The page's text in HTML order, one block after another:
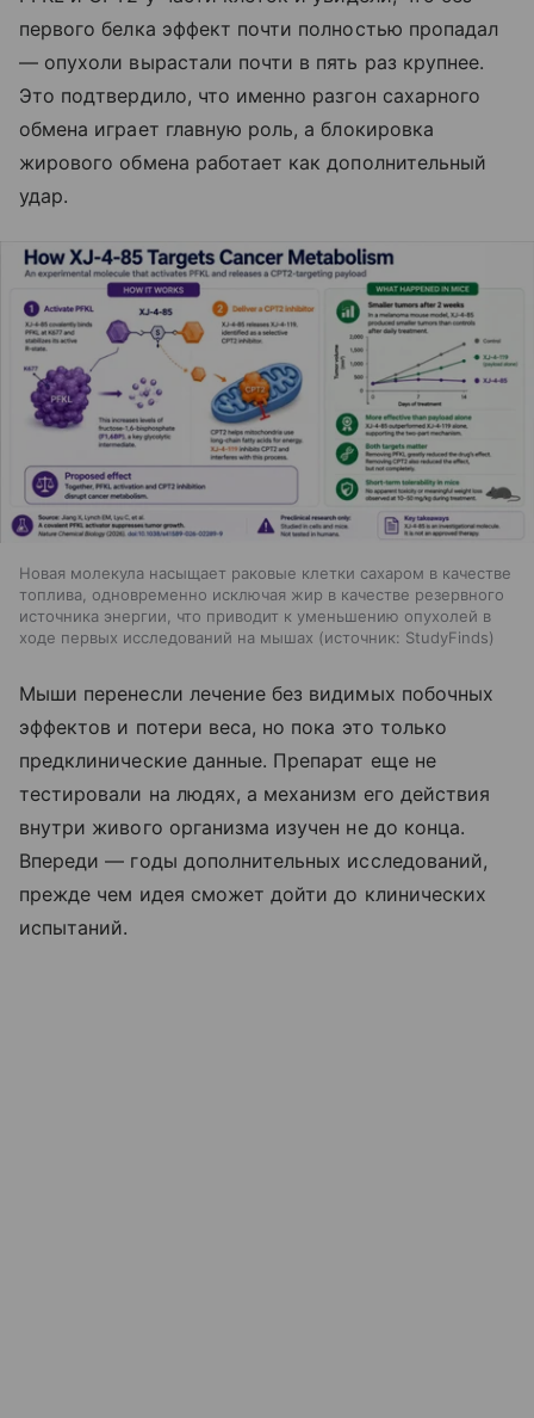
первого белка эффект почти полностью пропадал
— опухоли вырастали почти в пять раз крупнее.
Это подтвердило, что именно разгон сахарного
обмена играет главную роль, а блокировка
жирового обмена работает как дополнительный
удар.
Новая молекула насыщает раковые клетки сахаром в качестве
топлива, одновременно исключая жир в качестве резервного
источника энергии, что приводит к уменьшению опухолей в
ходе первых исследований на мышах
источник: StudyFinds
Мыши перенесли лечение без видимых побочных
эффектов и потери веса, но пока это только
предклинические данные. Препарат еще не
тестировали на людях, а механизм его действия
внутри живого организма изучен не до конца.
Впереди — годы дополнительных исследований,
прежде чем идея сможет дойти до клинических
испытаний.